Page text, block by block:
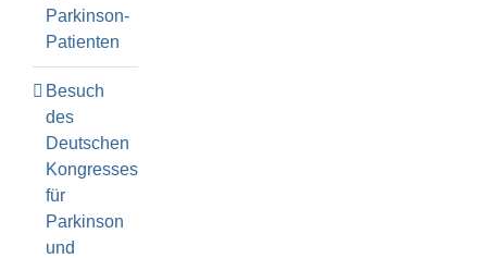
Parkinson-
Patienten
Besuch
des
Deutschen
Kongresses
für
Parkinson
und